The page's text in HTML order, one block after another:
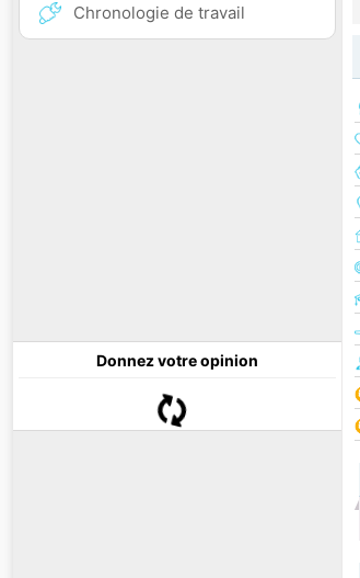
Chronologie de travail
Donnez votre opinion